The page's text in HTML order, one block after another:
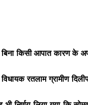
किसी आपात कारण के
रतलाम ग्रामीण